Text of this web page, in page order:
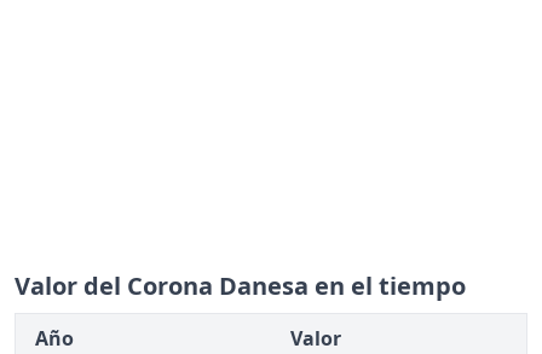
Valor del Corona Danesa en el tiempo
Año
Valor